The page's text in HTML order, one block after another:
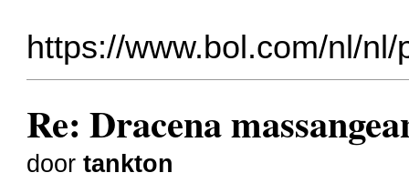
https://www.bol.com/nl/
Re: Dracena
doortankton